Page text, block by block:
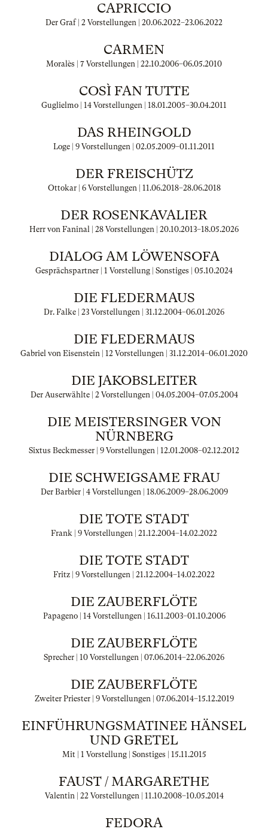
CAPRICCIO
Der Graf | 2 Vorstellungen | 20.06.2022–23.06.2022
CARMEN
Moralès | 7 Vorstellungen | 22.10.2006–06.05.2010
COSÌ FAN TUTTE
Guglielmo | 14 Vorstellungen | 18.01.2005–30.04.2011
DAS RHEINGOLD
Loge | 9 Vorstellungen | 02.05.2009–01.11.2011
DER FREISCHÜTZ
Ottokar | 6 Vorstellungen | 11.06.2018–28.06.2018
DER ROSENKAVALIER
Herr von Faninal | 28 Vorstellungen | 20.10.2013–18.05.2026
DIALOG AM LÖWENSOFA
Gesprächspartner | 1 Vorstellung | Sonstiges | 05.10.2024
DIE FLEDERMAUS
Dr. Falke | 23 Vorstellungen | 31.12.2004–06.01.2026
DIE FLEDERMAUS
Gabriel von Eisenstein | 12 Vorstellungen | 31.12.2014–06.01.2020
DIE JAKOBSLEITER
Der Auserwählte | 2 Vorstellungen | 04.05.2004–07.05.2004
DIE MEISTERSINGER VON
NÜRNBERG
Sixtus Beckmesser | 9 Vorstellungen | 12.01.2008–02.12.2012
DIE SCHWEIGSAME FRAU
Der Barbier | 4 Vorstellungen | 18.06.2009–28.06.2009
DIE TOTE STADT
Frank | 9 Vorstellungen | 21.12.2004–14.02.2022
DIE TOTE STADT
Fritz | 9 Vorstellungen | 21.12.2004–14.02.2022
DIE ZAUBERFLÖTE
Papageno | 14 Vorstellungen | 16.11.2003–01.10.2006
DIE ZAUBERFLÖTE
Sprecher | 10 Vorstellungen | 07.06.2014–22.06.2026
DIE ZAUBERFLÖTE
Zweiter Priester | 9 Vorstellungen | 07.06.2014–15.12.2019
EINFÜHRUNGSMATINEE HÄNSEL
UND GRETEL
Mit | 1 Vorstellung | Sonstiges | 15.11.2015
FAUST / MARGARETHE
Valentin | 22 Vorstellungen | 11.10.2008–10.05.2014
FEDORA